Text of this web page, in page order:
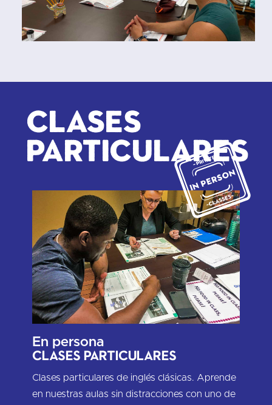
Clases
particulares
En persona
Clases particulares
Clases particulares de inglés clásicas. Aprende
en nuestras aulas sin distracciones con uno de